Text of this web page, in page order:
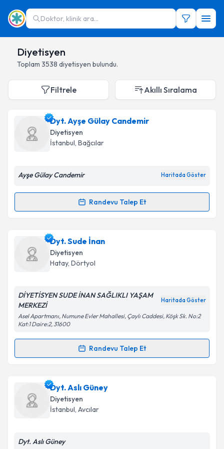
Doktor, klinik ara...
Diyetisyen
Toplam 3538 diyetisyen bulundu.
Filtrele Akıllı Sıralama
Dyt. Ayşe Gülay Candemir
Diyetisyen
İstanbul, Bağcılar
Ayşe Gülay Candemir Haritada Göster
Randevu Talep Et
Randevu Takvimi Talebi
Dyt. Ayşe Gülay Candemir
talebi oluşturun. Size bu uzmandan randevu almanız
için bir takvim hazırlandığında e-posta ile
bilgilendireceğiz.
E-posta Adresiniz
Kişisel verilerimin işlenmesine ilişkinAydınlatma
'ni okudum ve kişisel verilerimin belirtilen
kapsamda işlenmesini kabul ediyorum.
Takvim Talebini Gönder
Dyt. Sude İnan
Diyetisyen
Hatay, Dörtyol
DİYETİSYEN SUDE İNAN SAĞLIKLI YAŞAM
MERKEZİ
Haritada Göster
Asel Apartmanı, Numune Evler Mahallesi, Çaylı Caddesi, Köşk Sk. No:2
Kat:1 Daire:2, 31600
Randevu Talep Et
Randevu Takvimi Talebi
Dyt. Sude İnaniçin randevu takvimi talebi oluşturun.
Size bu uzmandan randevu almanız için bir takvim
hazırlandığında e-posta ile bilgilendireceğiz.
Dyt. Aslı Güney
Diyetisyen
İstanbul, Avcılar
Dyt. Aslı Güney